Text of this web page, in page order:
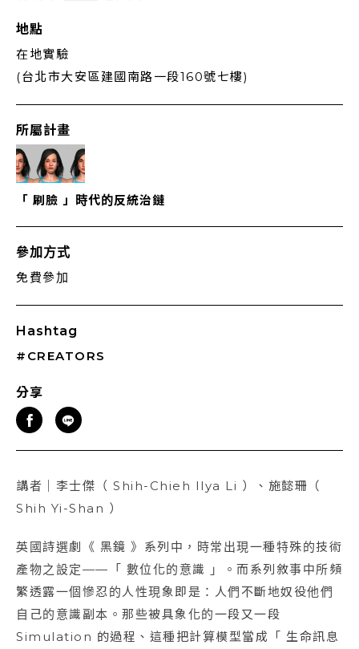
地點
在地實驗
(台北市大安區建國南路一段160號七樓)
所屬計畫
「 刷臉 」時代的反統治鏈
參加方式
免費參加
Hashtag
#CREATORS
分享
講者｜李士傑（ Shih-Chieh Ilya Li ）、施懿珊（
Shih Yi-Shan ）
英國詩選劇《 黑鏡 》系列中，時常出現一種特殊的技術
產物之設定——「 數位化的意識 」。而系列敘事中所頻
繁透露一個慘忍的人性現象即是：人們不斷地奴役他們
自己的意識副本。那些被具象化的一段又一段
Simulation 的過程、這種把計算模型當成「 生命訊息